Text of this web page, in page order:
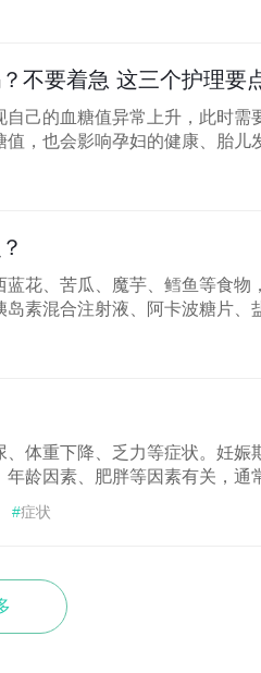
不要着急 这三个护理要
己的血糖值异常上升，此时需
，也会影响孕妇的健康、胎儿
花、苦瓜、魔芋、鳕鱼等食物
素混合注射液、阿卡波糖片、
体重下降、乏力等症状。妊娠
龄因素、肥胖等因素有关，通
#症状